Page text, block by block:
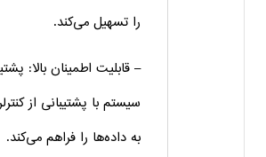
را تسهیل می‌کند.
– قابلیت اطمینان بالا:
به داده‌ها را فراهم می‌کند.